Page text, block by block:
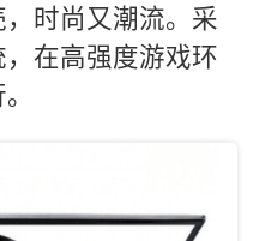
时尚又潮流。采
在高强度游戏环